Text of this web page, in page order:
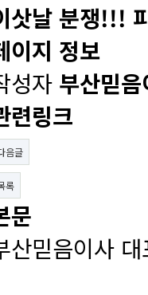
삿날 분쟁!!!
이지 정보
성자 부산믿
련링크
음글
록
문
산믿음이사